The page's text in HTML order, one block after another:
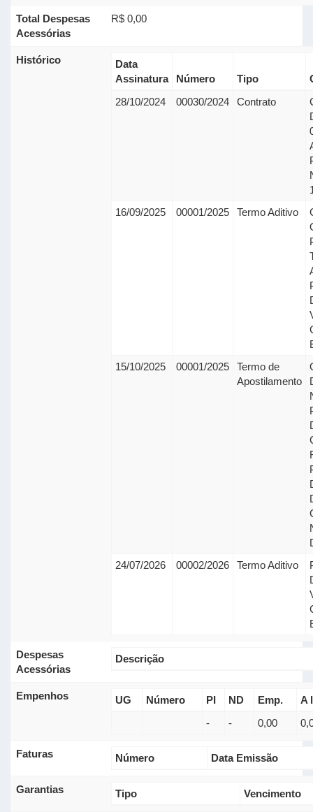
Total Despesas
Acessórias
R$ 0,00
Histórico
Data
Assinatura
Número Tipo
28/10/2024
00030/2024 Contrato
16/09/2025
00001/2025 Termo Aditivo
15/10/2025
00001/2025
Termo de
Apostilamento
24/07/2026
00002/2026 Termo Aditivo
Despesas
Acessórias
Descrição
Empenhos UG Número PI ND Emp.
A
-
- 0,00
Faturas Número Data Emissão
Garantias Tipo Vencimento